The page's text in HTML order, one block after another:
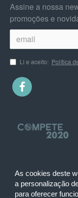
As cookies deste
a personalização
para oferecer
Assine a nossa
promoções e
Li e aceito: Política